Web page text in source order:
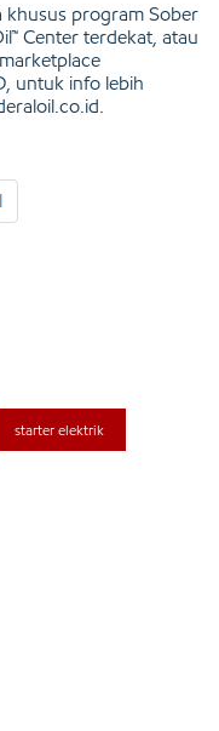
khusus program Sober
Center terdekat, atau
, untuk info lebih
starter elektrik